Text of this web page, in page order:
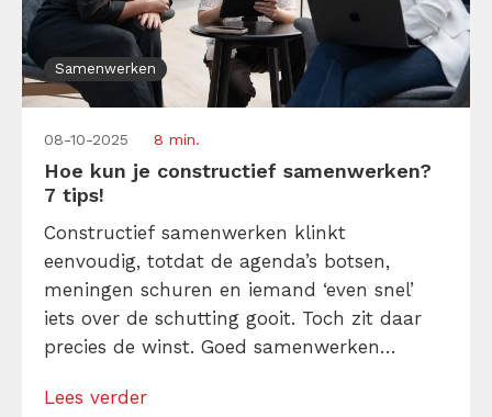
Samenwerken
08-10-2025 8 min.
Hoe kun je constructief samenwerken?
7 tips!
Constructief samenwerken klinkt
eenvoudig, totdat de agenda’s botsen,
meningen schuren en iemand ‘even snel’
iets over de schutting gooit. Toch zit daar
precies de winst. Goed samenwerken
knikt, maar dat je helder communiceert,
Lees verder